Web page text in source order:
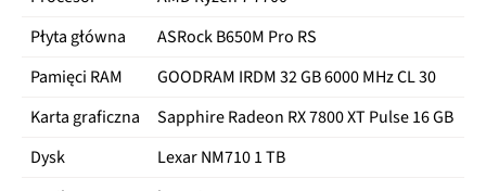
Płyta główna
ASRock B650M Pro RS
Pamięci RAM
GOODRAM IRDM 32 GB 6000 MHz CL 30
Karta graficzna
Sapphire Radeon RX 7800 XT Pulse 16 GB
Dysk
Lexar NM710 1 TB